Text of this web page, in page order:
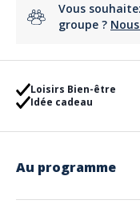
Vous
groupe ?
Loisirs Bien-être
Idée cadeau
Au programme
- 1 détente souspluie